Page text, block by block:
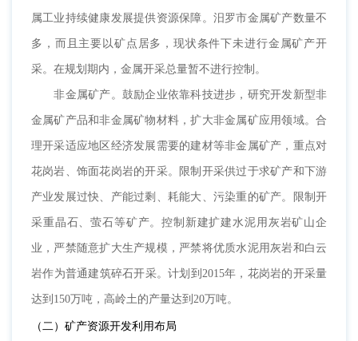
属工业持续健康发展提供资源保障。汨罗市金属矿产数量不
多，而且主要以矿点居多，现状条件下未进行金属矿产开
采。在规划期内，金属开采总量暂不进行控制。
非金属矿产。鼓励企业依靠科技进步，研究开发新型非
金属矿产品和非金属矿物材料，扩大非金属矿应用领域。合
理开采适应地区经济发展需要的建材等非金属矿产，重点对
花岗岩、饰面花岗岩的开采。限制开采供过于求矿产和下游
产业发展过快、产能过剩、耗能大、污染重的矿产。限制开
采重晶石、萤石等矿产。控制新建扩建水泥用灰岩矿山企
业，严禁随意扩大生产规模，严禁将优质水泥用灰岩和白云
岩作为普通建筑碎石开采。计划到2015年，花岗岩的开采量
达到150万吨，高岭土的产量达到20万吨。
（二）矿产资源开发利用布局